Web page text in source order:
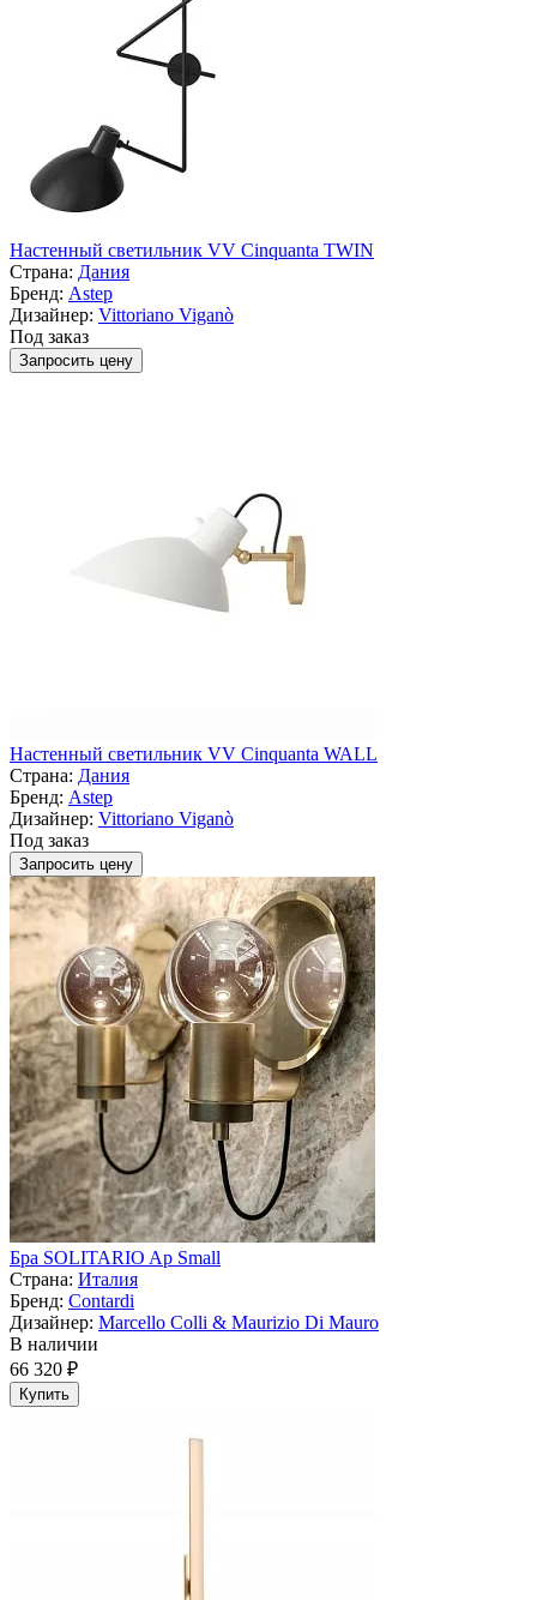
Настенный светильник VV Cinquanta TWIN
Страна: Дания
Бренд: Astep
Дизайнер: Vittoriano Viganò
Под заказ
Запросить цену
Настенный светильник VV Cinquanta WALL
Страна: Дания
Бренд: Astep
Дизайнер: Vittoriano Viganò
Под заказ
Запросить цену
Бра SOLITARIO Ap Small
Страна: Италия
Бренд: Contardi
Дизайнер: Marcello Colli & Maurizio Di Mauro
В наличии
66 320 ₽
Купить